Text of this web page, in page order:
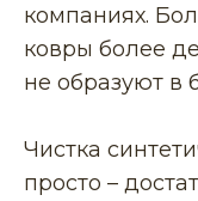
компаниях.
ковры более
не образуют в
Чистка
просто –